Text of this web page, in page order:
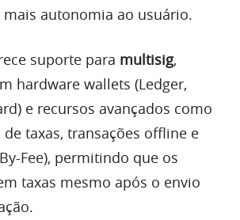
mais autonomia ao usuário.
suporte para multisig,
hardware wallets (Ledger,
e recursos avançados como
taxas, transações offline e
Fee), permitindo que os
taxas mesmo após o envio